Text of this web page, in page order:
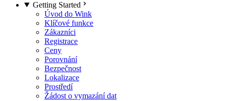
Getting Started
Úvod do Wink
Klíčové funkce
Zákazníci
Registrace
Ceny
Porovnání
Bezpečnost
Lokalizace
Prostředí
Žádost o vymazání dat